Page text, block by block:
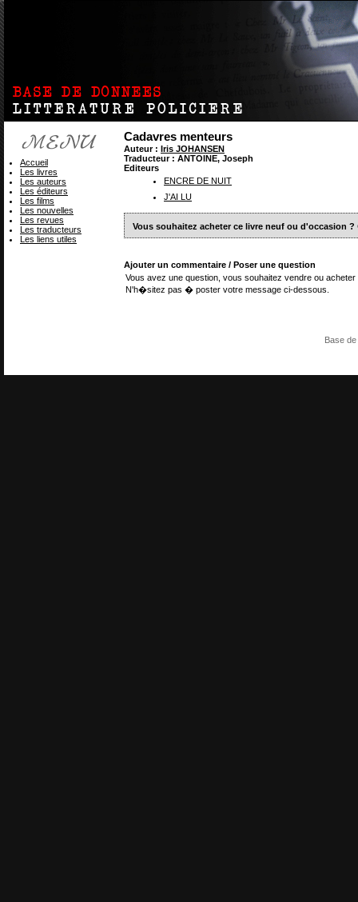
Cadavres menteurs
Auteur : Iris JOHANSEN
Traducteur : ANTOINE, Joseph
Editeurs
ENCRE DE NUIT
J'AI LU
Vous souhaitez acheter ce livre neuf ou d'occasion ?
Ajouter un commentaire / Poser une question
Vous avez une question, vous souhaitez vendre ou
N'h�sitez pas � poster votre message ci-dessous.
Accueil
Les livres
Les auteurs
Les éditeurs
Les films
Les nouvelles
Les revues
Les traducteurs
Les liens utiles
Base